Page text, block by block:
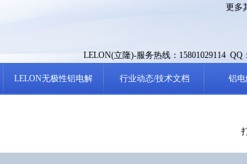
更多
LELON(立隆)-服务热线：15801029114 QQ
LELON无极性铝电解 行业动态/技术文档 铝电